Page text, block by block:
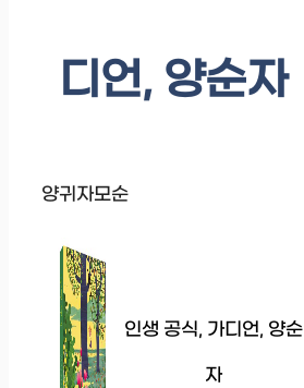
디언, 양순자
양귀자모순
인생 공식, 가디언, 양순
자